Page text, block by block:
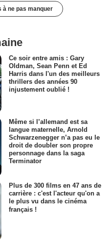
à ne pas manquer
Ce soir entre amis : Gary
Oldman, Sean Penn et Ed
Harris dans l'un des meilleurs
thrillers des années 90
injustement oublié !
Même si l’allemand est sa
langue maternelle, Arnold
Schwarzenegger n’a pas eu le
droit de doubler son propre
personnage dans la saga
Terminator
Plus de 300 films en 47 ans de
carrière : c'est l'acteur qu'on a
le plus vu dans le cinéma
français !